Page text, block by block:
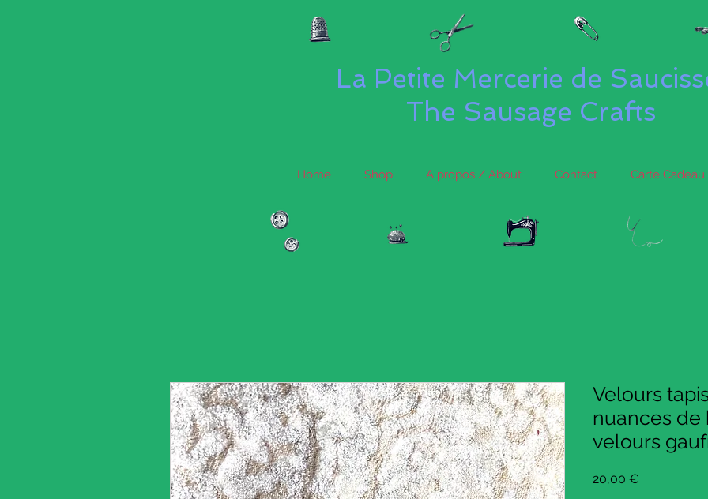
La Petite Mercerie de
The Sausage Crafts
Home Shop A propos / About Contact Carte
Velours
nuances
velours
20,00 €